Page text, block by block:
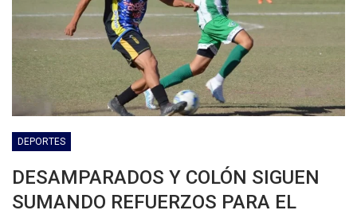
DEPORTES
DESAMPARADOS Y COLÓN SIGUEN
SUMANDO REFUERZOS PARA EL